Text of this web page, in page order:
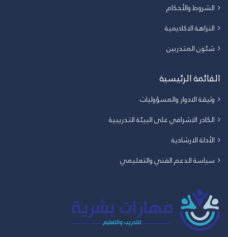
الشروط والأحكام
النزاهة الاكاديمية
شئون المتدربين
القائمة الرئيسية
وثيقة الادوار والمسؤوليات
الكادر الاشرافي على البيئة التدريبية
الأدلة الارشادية
سياسة الدعم الفني والتعليمي